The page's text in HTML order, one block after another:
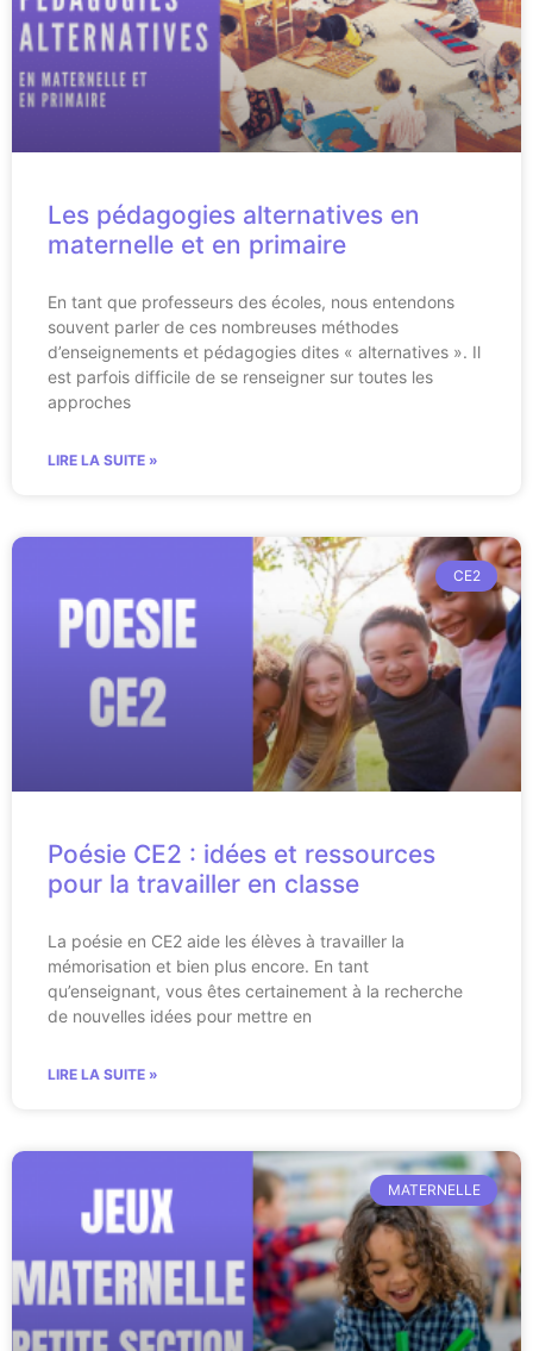
Les pédagogies alternatives en
maternelle et en primaire
En tant que professeurs des écoles, nous entendons
souvent parler de ces nombreuses méthodes
d’enseignements et pédagogies dites « alternatives ». Il
est parfois difficile de se renseigner sur toutes les
approches
LIRE LA SUITE »
CE2
Poésie CE2 : idées et ressources
pour la travailler en classe
La poésie en CE2 aide les élèves à travailler la
mémorisation et bien plus encore. En tant
qu’enseignant, vous êtes certainement à la recherche
de nouvelles idées pour mettre en
LIRE LA SUITE »
MATERNELLE